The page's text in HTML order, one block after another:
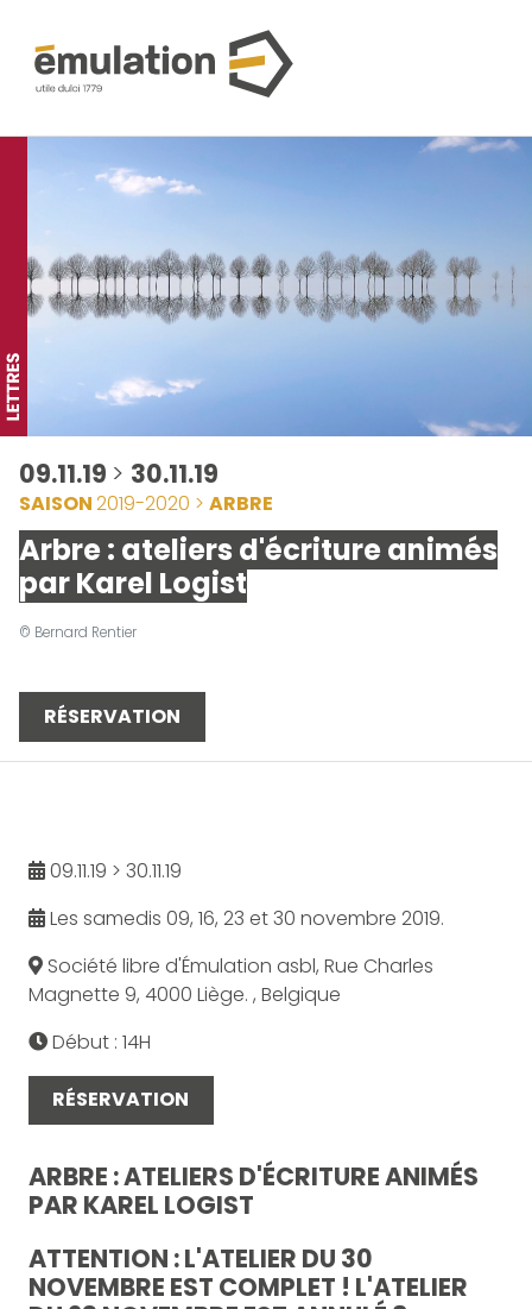
09.11.19 > 30.11.19
SAISON2019-2020 > ARBRE
Arbre : ateliers d'écriture animés
par Karel Logist
© Bernard Rentier
RÉSERVATION
09.11.19 > 30.11.19
Les samedis 09, 16, 23 et 30 novembre 2019.
Société libre d'Émulation asbl, Rue Charles
Magnette 9, 4000 Liège. , Belgique
Début : 14H
RÉSERVATION
ARBRE : ATELIERS D'ÉCRITURE ANIMÉS
PAR KAREL LOGIST
ATTENTION : L'ATELIER DU 30
NOVEMBRE EST COMPLET ! L'ATELIER